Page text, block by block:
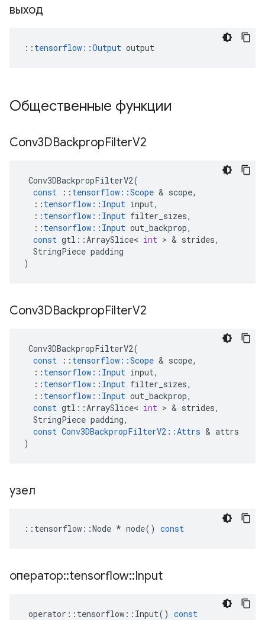
выход
:: tensorflow::Output output
Общественные функции
Conv3DBackpropFilterV2
Conv3DBackpropFilterV2(
const
:: tensorflow ::Scope & scope,
:: tensorflow :: Input input,
:: tensorflow :: Input filter_sizes,
:: tensorflow :: Input out_backprop,
const gtl ::ArraySlice< int > & strides,
StringPiece padding
)
Conv3DBackpropFilterV2
Conv3DBackpropFilterV2(
const
:: tensorflow ::Scope & scope,
:: tensorflow :: Input input,
:: tensorflow :: Input filter_sizes,
:: tensorflow :: Input out_backprop,
const gtl ::ArraySlice< int > & strides,
StringPiece padding,
const Conv3DBackpropFilterV2 ::Attrs & attrs
)
узел
:: tensorflow ::Node * node() const
оператор::tensorflow::Input
operator :: tensorflow :: Input() const